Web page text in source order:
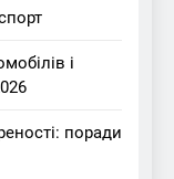
і
поради